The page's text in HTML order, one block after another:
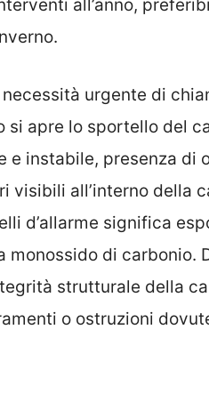
all’anno,
urgente di
si apre lo sportello del
instabile, presenza di
visibili all’interno della
d’allarme significa
di carbonio.
strutturale della
o ostruzioni